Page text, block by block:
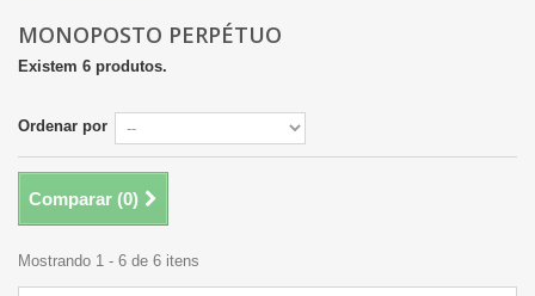
MONOPOSTO PERPÉTUO
Existem 6 produtos.
Ordenar por
Comparar (0)
Mostrando 1 - 6 de 6 itens